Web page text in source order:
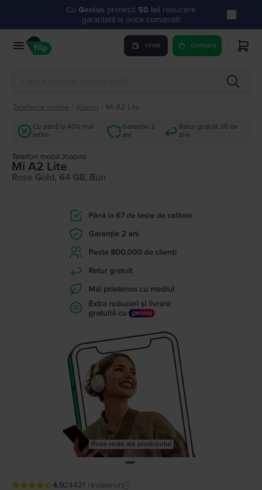
Cu Genius primești 50 lei reducere
garantată la orice comandă!
Vinde Cumpara
Telefoane mobile Xiaomi Mi A2 Lite
Cu până la 40% mai
ieftin
Garanție 2
ani
Retur gratuit 30 de
zile
Telefon mobil Xiaomi
Mi A2 Lite
Rose Gold, 64 GB, Bun
Poze reale ale produsului
4.924421 review-uri